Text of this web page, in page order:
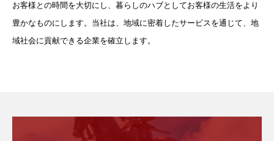
お客様との時間を大切にし、暮らしのハブとしてお客様の生活をより
豊かなものにします。当社は、地域に密着したサービスを通じて、地
域社会に貢献できる企業を確立します。